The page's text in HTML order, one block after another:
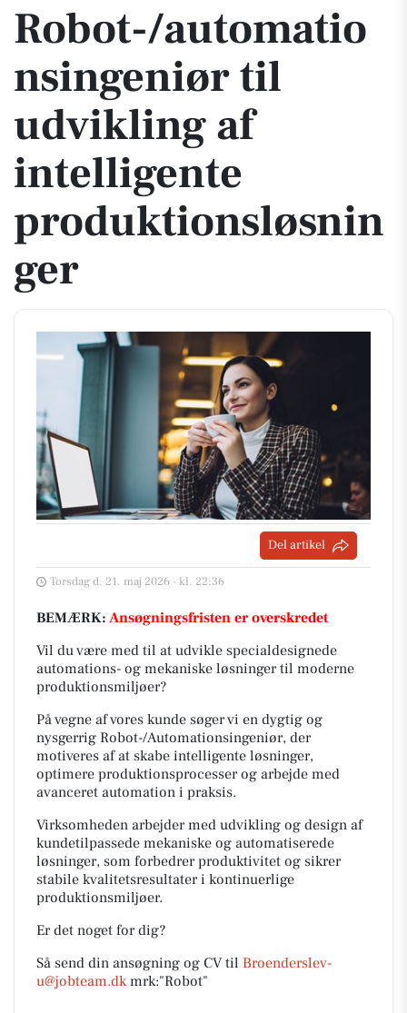
Robot-/automatio
nsingeniør til
udvikling af
intelligente
produktionsløsnin
ger
Del artikel
Torsdag d. 21. maj 2026 - kl. 22:36
BEMÆRK: Ansøgningsfristen er overskredet
Vil du være med til at udvikle specialdesignede
automations- og mekaniske løsninger til moderne
produktionsmiljøer?
På vegne af vores kunde søger vi en dygtig og
nysgerrig Robot-/Automationsingeniør, der
motiveres af at skabe intelligente løsninger,
optimere produktionsprocesser og arbejde med
avanceret automation i praksis.
Virksomheden arbejder med udvikling og design af
kundetilpassede mekaniske og automatiserede
løsninger, som forbedrer produktivitet og sikrer
stabile kvalitetsresultater i kontinuerlige
produktionsmiljøer.
Er det noget for dig?
Så send din ansøgning og CV til Broenderslev-
u@jobteam.dkmrk:"Robot"